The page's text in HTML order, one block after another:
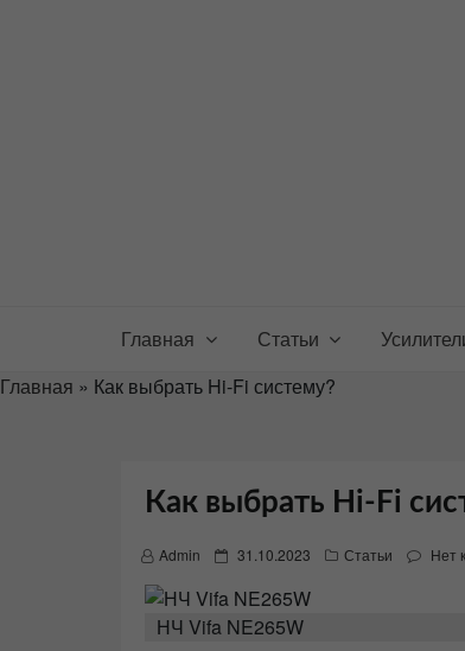
Главная Статьи
Главная » Как выбрать Hi-Fi систему?
Как выбрать Hi-Fi
Admin
P
s
t
e
31.10.2023 Статьи Нет
НЧ Vifa NE265W